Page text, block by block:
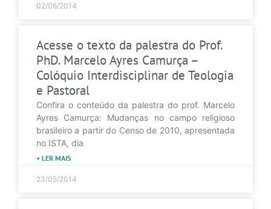
02/06/2014
Acesse o texto da palestra do Prof.
PhD. Marcelo Ayres Camurça –
Colóquio Interdisciplinar de Teologia
e Pastoral
Confira o conteúdo da palestra do prof. Marcelo
Ayres Camurça: Mudanças no campo religioso
brasileiro a partir do Censo de 2010, apresentada
no ISTA, dia
+ LER MAIS
23/05/2014